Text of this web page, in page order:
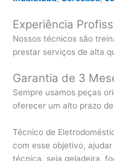
Experiência
Nossos técnicos são
prestar serviços de alta
Garantia de 3
Sempre usamos peças
oferecer um alto prazo
Técnico de
com esse objetivo,
técnica, seja geladeira,